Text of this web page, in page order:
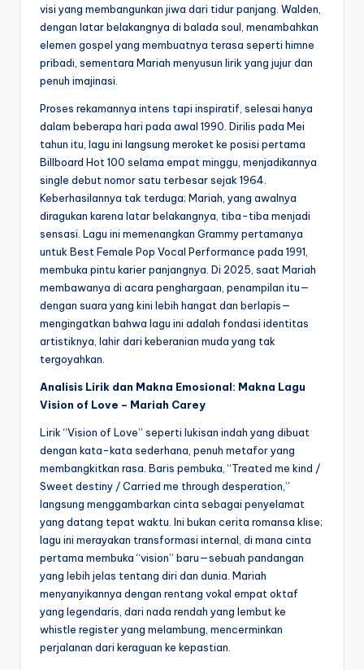
visi yang membangunkan jiwa dari tidur panjang. Walden,
dengan latar belakangnya di balada soul, menambahkan
elemen gospel yang membuatnya terasa seperti himne
pribadi, sementara Mariah menyusun lirik yang jujur dan
penuh imajinasi.
Proses rekamannya intens tapi inspiratif, selesai hanya
dalam beberapa hari pada awal 1990. Dirilis pada Mei
tahun itu, lagu ini langsung meroket ke posisi pertama
Billboard Hot 100 selama empat minggu, menjadikannya
single debut nomor satu terbesar sejak 1964.
Keberhasilannya tak terduga; Mariah, yang awalnya
diragukan karena latar belakangnya, tiba-tiba menjadi
sensasi. Lagu ini memenangkan Grammy pertamanya
untuk Best Female Pop Vocal Performance pada 1991,
membuka pintu karier panjangnya. Di 2025, saat Mariah
membawanya di acara penghargaan, penampilan itu—
dengan suara yang kini lebih hangat dan berlapis—
mengingatkan bahwa lagu ini adalah fondasi identitas
artistiknya, lahir dari keberanian muda yang tak
tergoyahkan.
Analisis Lirik dan Makna Emosional: Makna Lagu
Vision of Love – Mariah Carey
Lirik “Vision of Love” seperti lukisan indah yang dibuat
dengan kata-kata sederhana, penuh metafor yang
membangkitkan rasa. Baris pembuka, “Treated me kind /
Sweet destiny / Carried me through desperation,”
langsung menggambarkan cinta sebagai penyelamat
yang datang tepat waktu. Ini bukan cerita romansa klise;
lagu ini merayakan transformasi internal, di mana cinta
pertama membuka “vision” baru—sebuah pandangan
yang lebih jelas tentang diri dan dunia. Mariah
menyanyikannya dengan rentang vokal empat oktaf
yang legendaris, dari nada rendah yang lembut ke
whistle register yang melambung, mencerminkan
perjalanan dari keraguan ke kepastian.